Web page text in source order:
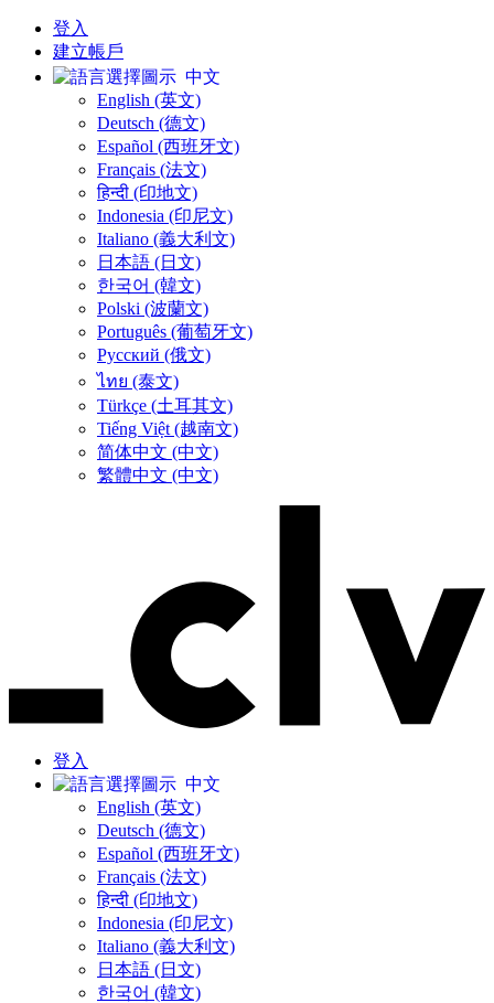
登入
建立帳戶
中文
English (英文)
Deutsch (德文)
Español (西班牙文)
Français (法文)
हिन्दी (印地文)
Indonesia (印尼文)
Italiano (義大利文)
日本語 (日文)
한국어 (韓文)
Polski (波蘭文)
Português (葡萄牙文)
Русский (俄文)
ไทย (泰文)
Türkçe (土耳其文)
Tiếng Việt (越南文)
简体中文 (中文)
繁體中文 (中文)
登入
中文
English (英文)
Deutsch (德文)
Español (西班牙文)
Français (法文)
हिन्दी (印地文)
Indonesia (印尼文)
Italiano (義大利文)
日本語 (日文)
한국어 (韓文)